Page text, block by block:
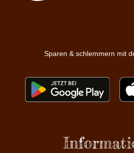
Sparen & schlemmern mit